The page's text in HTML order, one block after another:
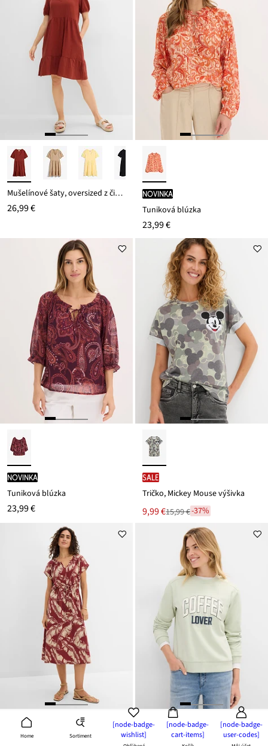
Home Sortiment
[node-badge-
wishlist]
[node-badge-
cart-items]
[node-badge-
user-codes]
Mušelínové šaty, oversized z čistej bavlny
26,99 €
novinka
Tuniková blúzka
23,99 €
novinka
Tuniková blúzka
23,99 €
SALE
Tričko, Mickey Mouse výšivka
Nová
cena
9,99 €
Zľava15,99 €-37%